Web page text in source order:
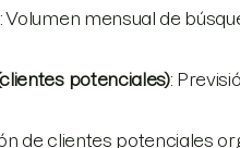
: Volumen mensual de
potenciales):
de clientes potenciales